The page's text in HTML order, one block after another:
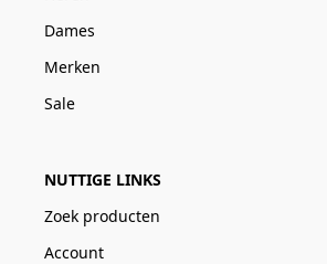
Dames
Merken
Sale
NUTTIGE LINKS
Zoek producten
Account